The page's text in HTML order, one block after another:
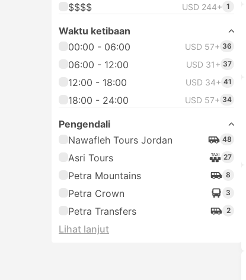
$$$$ USD 244+ 1
Waktu ketibaan
00:00 - 06:00
USD 57+ 36
06:00 - 12:00 USD 31+ 37
12:00 - 18:00 USD 34+ 41
18:00 - 24:00 USD 57+ 34
Pengendali
Nawafleh Tours Jordan
48
Asri Tours 27
Petra Mountains 8
Petra Crown 3
Petra Transfers 2
Lihat lanjut